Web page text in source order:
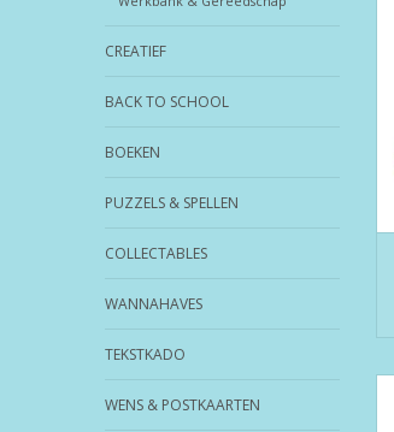
CREATIEF
BACK TO SCHOOL
BOEKEN
PUZZELS & SPELLEN
COLLECTABLES
WANNAHAVES
TEKSTKADO
WENS & POSTKAARTEN